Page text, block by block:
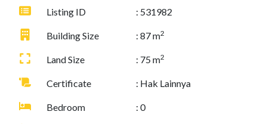
Listing ID : 531982
Building Size : 87 m2
Land Size : 75 m2
Certificate : Hak Lainnya
Bedroom : 0